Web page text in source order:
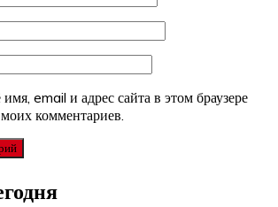
email и адрес сайта в этом браузере
комментариев.